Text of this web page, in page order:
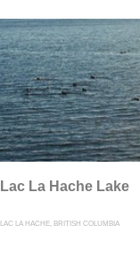
Lac La Hache Lake
LAC LA HACHE, BRITISH COLUMBIA